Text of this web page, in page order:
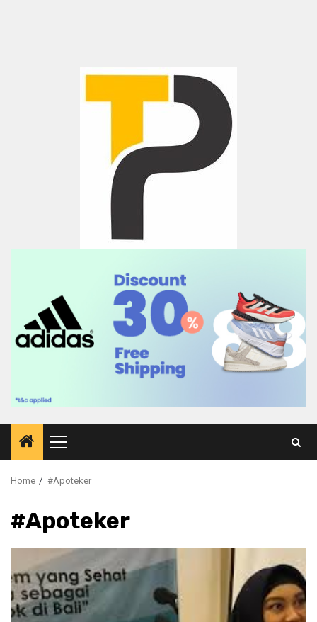
Primary
Menu
Home #Apoteker
#Apoteker